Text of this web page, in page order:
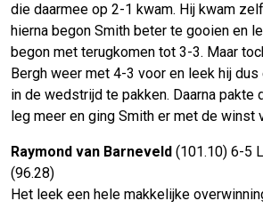
die daarmee op 2-1 kwam. Hij kwam
hierna begon Smith beter te gooien en
begon met terugkomen tot 3-3. Maar
Bergh weer met 4-3 voor en leek hij
in de wedstrijd te pakken. Daarna pakte
leg meer en ging Smith er met de winst
Raymond van Barneveld (101.10) 6-5
(96.28)
Het leek een hele makkelijke